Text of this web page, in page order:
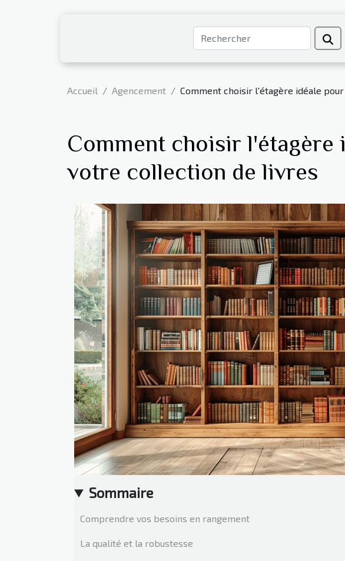
Accueil Agencement Comment choisir l'étagère idéale
Comment choisir
votre collection de livres
Sommaire
Comprendre vos besoins en rangement
La qualité et la robustesse